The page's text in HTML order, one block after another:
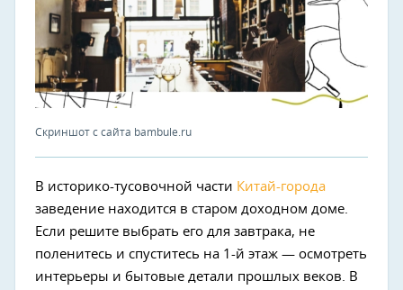
Скриншот с сайта bambule.ru
В историко-тусовочной части Китай-города
заведение находится в старом доходном доме.
Если решите выбрать его для завтрака, не
поленитесь и спуститесь на 1-й этаж — осмотреть
интерьеры и бытовые детали прошлых веков. В